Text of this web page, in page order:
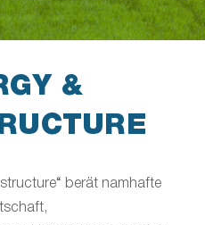
&
berät namhafte